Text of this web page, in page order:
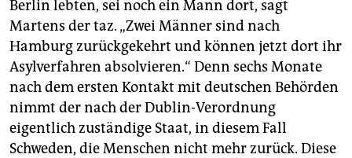
Berlin lebten, sei noch ein Mann dort, sagt
Martens der taz. „Zwei Männer sind nach
Hamburg zurückgekehrt und können jetzt dort ihr
Asylverfahren absolvieren.“ Denn sechs Monate
nach dem ersten Kontakt mit deutschen Behörden
nimmt der nach der Dublin-Verordnung
eigentlich zuständige Staat, in diesem Fall
Schweden, die Menschen nicht mehr zurück. Diese